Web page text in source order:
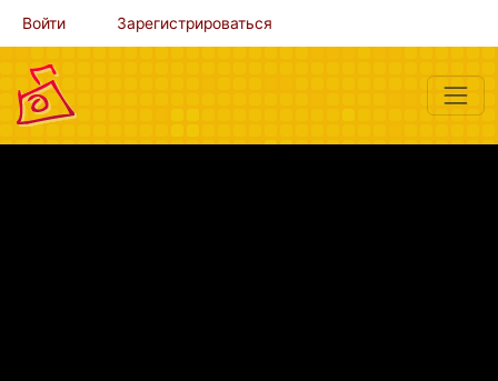
Войти Зарегистрироваться